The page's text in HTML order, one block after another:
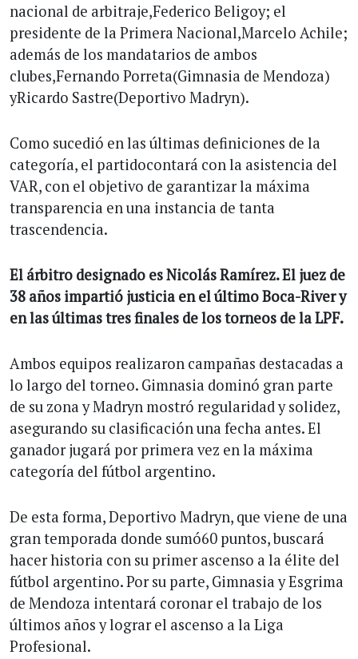
nacional de arbitraje,Federico Beligoy; el
presidente de la Primera Nacional,Marcelo Achile;
además de los mandatarios de ambos
clubes,Fernando Porreta(Gimnasia de Mendoza)
yRicardo Sastre(Deportivo Madryn).
Como sucedió en las últimas definiciones de la
categoría, el partidocontará con la asistencia del
VAR, con el objetivo de garantizar la máxima
transparencia en una instancia de tanta
trascendencia.
El árbitro designado es Nicolás Ramírez. El juez de
38 años impartió justicia en el último Boca-River y
en las últimas tres finales de los torneos de la LPF.
Ambos equipos realizaron campañas destacadas a
lo largo del torneo. Gimnasia dominó gran parte
de su zona y Madryn mostró regularidad y solidez,
asegurando su clasificación una fecha antes. El
ganador jugará por primera vez en la máxima
categoría del fútbol argentino.
De esta forma, Deportivo Madryn, que viene de una
gran temporada donde sumó60 puntos, buscará
hacer historia con su primer ascenso a la élite del
fútbol argentino. Por su parte, Gimnasia y Esgrima
de Mendoza intentará coronar el trabajo de los
últimos años y lograr el ascenso a la Liga
Profesional.